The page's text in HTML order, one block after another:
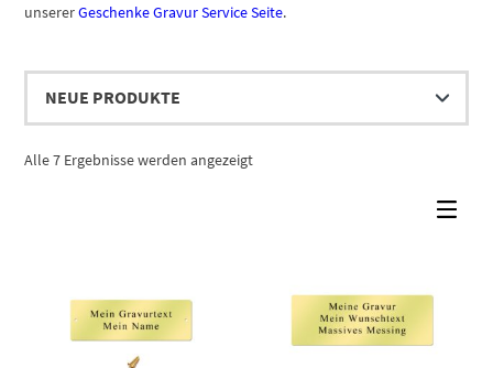
unsererGeschenke Gravur Service Seite.
Alle 7 Ergebnisse werden angezeigtNach